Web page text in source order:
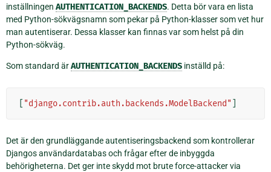
inställningen AUTHENTICATION_BACKENDS. Detta bör vara en lista
med Python-sökvägsnamn som pekar på Python-klasser som vet hur
man autentiserar. Dessa klasser kan finnas var som helst på din
Python-sökväg.
Som standard ärAUTHENTICATION_BACKENDS inställd på:
"django.contrib.auth.backends.ModelBackend"
Det är den grundläggande autentiseringsbackend som kontrollerar
Djangos användardatabas och frågar efter de inbyggda
behörigheterna. Det ger inte skydd mot brute force-attacker via